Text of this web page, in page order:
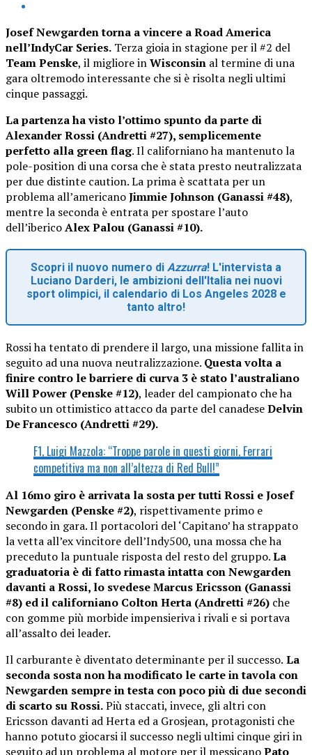
Josef Newgarden torna a vincere a Road America
nell’IndyCar Series. Terza gioia in stagione per il #2 del
Team Penske, il migliore inWisconsin al termine di una
gara oltremodo interessante che si è risolta negli ultimi
cinque passaggi.
La partenza ha visto l’ottimo spunto da parte di
Alexander Rossi (Andretti #27), semplicemente
perfetto alla green flag. Il californiano ha mantenuto la
pole-position di una corsa che è stata presto neutralizzata
per due distinte caution. La prima è scattata per un
problema all’americanoJimmie Johnson (Ganassi #48),
mentre la seconda è entrata per spostare l’auto
dell’ibericoAlex Palou (Ganassi #10).
Scopri il nuovo numero di Azzurra! L'intervista a
Luciano Darderi, le ambizioni dell'Italia nei nuovi
sport olimpici, il calendario di Los Angeles 2028 e
tanto altro!
Rossi ha tentato di prendere il largo, una missione fallita in
seguito ad una nuova neutralizzazione. Questa volta a
finire contro le barriere di curva 3 è stato l’australiano
Will Power (Penske #12), leader del campionato che ha
subito un ottimistico attacco da parte del canadeseDelvin
De Francesco (Andretti #29).
F1, Luigi Mazzola: “Troppe parole in questi giorni, Ferrari
competitiva ma non all’altezza di Red Bull!”
Al 16mo giro è arrivata la sosta per tutti Rossi e Josef
Newgarden (Penske #2), rispettivamente primo e
secondo in gara. Il portacolori del ‘Capitano’ ha strappato
la vetta all’ex vincitore dell’Indy500, una mossa che ha
preceduto la puntuale risposta del resto del gruppo.La
graduatoria è di fatto rimasta intatta con Newgarden
davanti a Rossi, lo svedese Marcus Ericsson (Ganassi
#8) ed il californiano Colton Herta (Andretti #26) che
con gomme più morbide impensieriva i rivali e si portava
all’assalto dei leader.
Il carburante è diventato determinante per il successo. La
seconda sosta non ha modificato le carte in tavola con
Newgarden sempre in testa con poco più di due secondi
di scarto su Rossi.Più staccati, invece, gli altri con
Ericsson davanti ad Herta ed a Grosjean, protagonisti che
hanno potuto giocarsi il successo negli ultimi cinque giri in
seguito ad un problema al motore per il messicanoPato